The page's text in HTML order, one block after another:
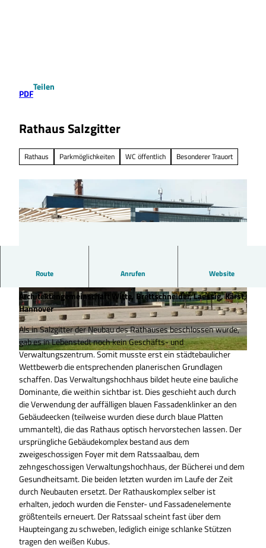
PDF
Teilen
Rathaus Salzgitter
Rathaus Parkmöglichkeiten WC öffentlich Besonderer Trauort
© Tourist-Information Salzgitter c/o Wirtschafts- und Innovationsförderung Salzgitter GmbH |
© Tourist-Information Salzgitter c/o Wirtschaft
s- und Innovationsförderung Salzgitter GmbH |
CC-BY
© Tourist-Information Salzgitter |CC-BY
Route Anrufen Website
In Salzgitter steht seit 1963 das markante Hochhaus als
Architektengemeinschaft Witte, Brettschneider, Laessig, Kärst,
Hannover
Als in Salzgitter der Neubau des Rathauses beschlossen wurde,
gab es in Lebenstedt noch kein Geschäfts- und
Verwaltungszentrum. Somit musste erst ein städtebaulicher
Wettbewerb die entsprechenden planerischen Grundlagen
schaffen. Das Verwaltungshochhaus bildet heute eine bauliche
Dominante, die weithin sichtbar ist. Dies geschieht auch durch
die Verwendung der auffälligen blauen Fassadenklinker an den
Gebäudeecken (teilweise wurden diese durch blaue Platten
ummantelt), die das Rathaus optisch hervorstechen lassen. Der
ursprüngliche Gebäudekomplex bestand aus dem
zweigeschossigen Foyer mit dem Ratssaalbau, dem
zehngeschossigen Verwaltungshochhaus, der Bücherei und dem
Gesundheitsamt. Die beiden letzten wurden im Laufe der Zeit
durch Neubauten ersetzt. Der Rathauskomplex selber ist
erhalten, jedoch wurden die Fenster- und Fassadenelemente
größtenteils erneuert. Der Ratssaal scheint fast über dem
Haupteingang zu schweben, lediglich einige schlanke Stützen
tragen den weißen Kubus.